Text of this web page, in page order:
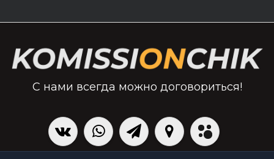
С нами всегда можно договориться!